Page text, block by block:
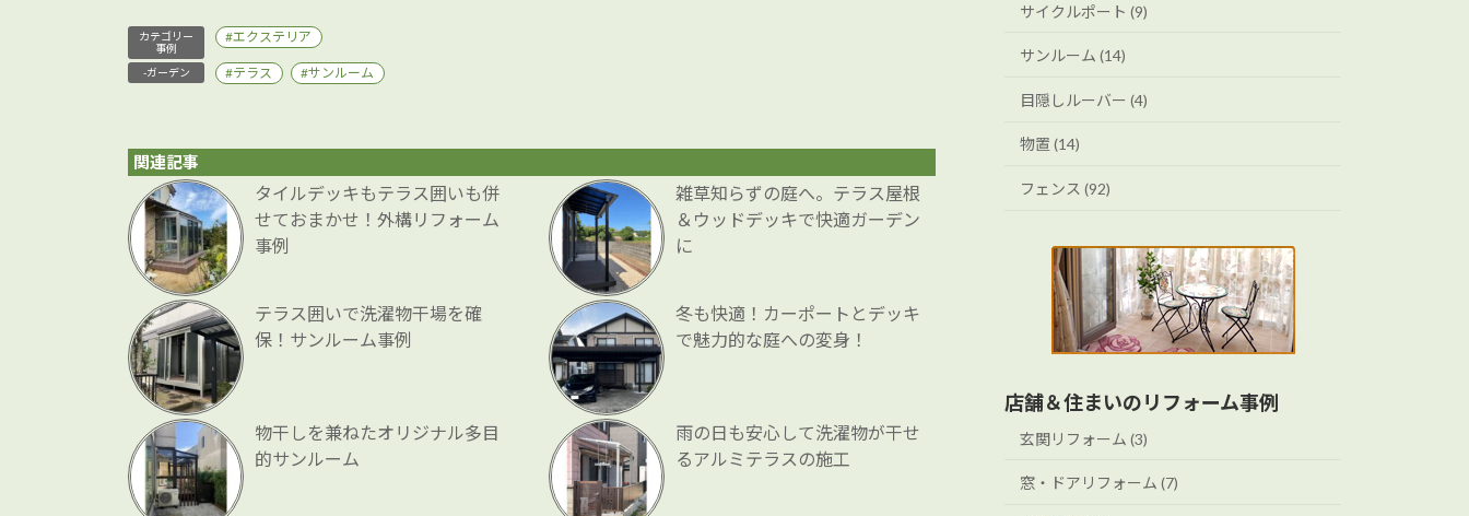
カテゴリー
事例
エクステリア
-ガーデン テラス サンルーム
関連記事
タイルデッキもテラス囲いも併
せておまかせ！外構リフォーム
事例
雑草知らずの庭へ。テラス屋根
＆ウッドデッキで快適ガーデン
に
テラス囲いで洗濯物干場を確
保！サンルーム事例
冬も快適！カーポートとデッキ
で魅力的な庭への変身！
物干しを兼ねたオリジナル多目
的サンルーム
雨の日も安心して洗濯物が干せ
るアルミテラスの施工
サイクルポート (9)
サンルーム (14)
目隠しルーバー (4)
物置 (14)
フェンス (92)
店舗＆住まいのリフォーム事例
玄関リフォーム (3)
窓・ドアリフォーム (7)